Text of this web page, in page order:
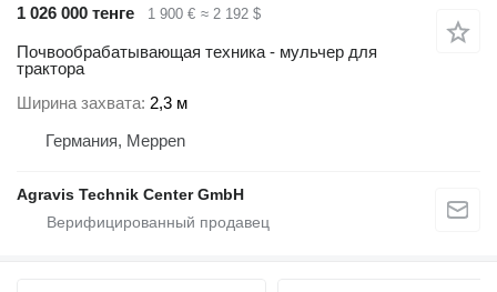
1 026 000 тенге
1 900 € ≈ 2 192 $
Почвообрабатывающая техника - мульчер для
трактора
Ширина захвата 2,3 м
Германия, Meppen
Agravis Technik Center GmbH